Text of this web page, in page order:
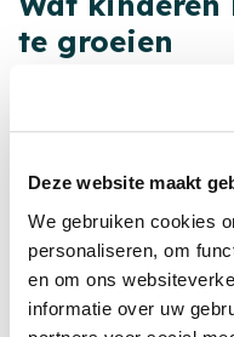
Deze website maakt
We gebruiken cookies
personaliseren, om
en om ons
informatie over uw
te groeien
Gezinscoaching
nodig hebben. Het
leeftijd en situatie.
krijgen kinderen
We letten erop of